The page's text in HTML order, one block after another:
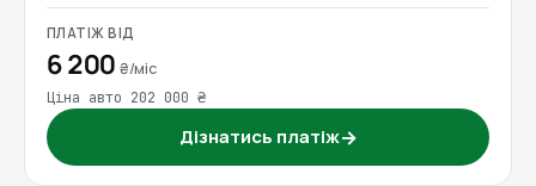
ПЛАТІЖ ВІД
6 200₴/міс
Ціна авто 202 000 ₴
Дізнатись платіж→